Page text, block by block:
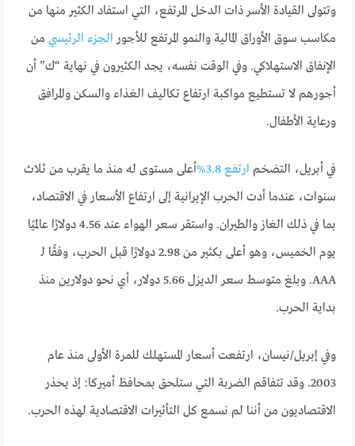
وتتولى القيادة الأسر ذات الدخل المرتفع، التي استفاد الكثير منها من
مكاسب سوق الأوراق المالية والنمو المرتفع للأجور الجزء الرئيسي من
الإنفاق الاستهلاكي. وفي الوقت نفسه، يجد الكثيرون في نهاية “ك” أن
أجورهم لا تستطيع مواكبة ارتفاع تكاليف الغذاء والسكن والمرافق
ورعاية الأطفال.
في أبريل، التضخم ارتفع 3.8%
أعلى مستوى له منذ ما يقرب من ثلاث
سنوات، عندما أدت الحرب الإيرانية إلى ارتفاع الأسعار في الاقتصاد،
بما في ذلك الغاز والطيران. واستقر سعر الهواء عند 4.56 دولارًا عالميًا
يوم الخميس، وهو أعلى بكثير من 2.98 دولارًا قبل الحرب، وفقًا لـ
AAA. وبلغ متوسط ​​سعر الديزل 5.66 دولار، أي نحو دولارين منذ
بداية الحرب.
وفي إبريل/نيسان، ارتفعت أسعار المستهلك للمرة الأولى منذ عام
2003. وقد تتفاقم الضربة التي ستلحق بمحافظ أميركا: إذ يحذر
الاقتصاديون من أننا لم نسمع كل التأثيرات الاقتصادية لهذه الحرب.